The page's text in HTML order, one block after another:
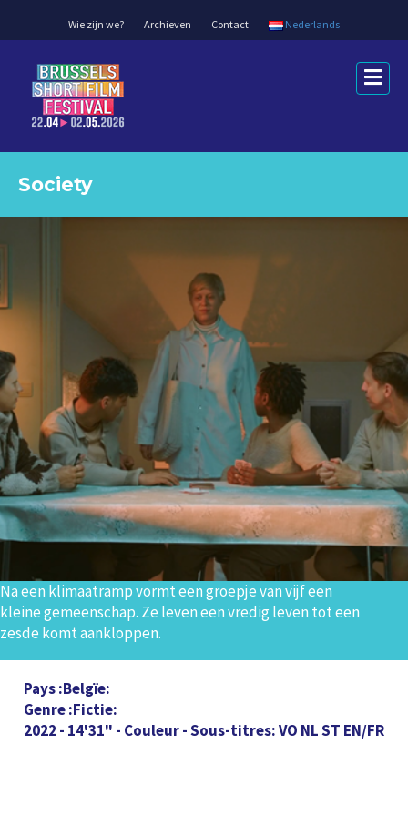
Wie zijn we? Archieven Contact Nederlands
Society
Na een klimaatramp vormt een groepje van vijf een
kleine gemeenschap. Ze leven een vredig leven tot een
zesde komt aankloppen.
Pays Belgïe
Genre Fictie
2022 - 14'31" - Couleur - Sous-titres: VO NL ST EN/FR